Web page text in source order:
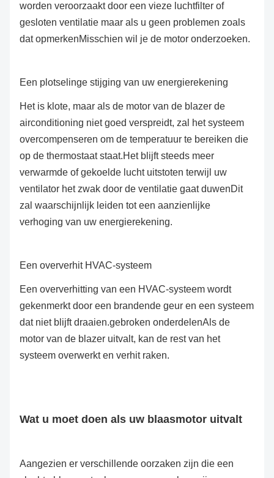
worden veroorzaakt door een vieze luchtfilter of
gesloten ventilatie maar als u geen problemen zoals
dat opmerkenMisschien wil je de motor onderzoeken.
Een plotselinge stijging van uw energierekening
Het is klote, maar als de motor van de blazer de
airconditioning niet goed verspreidt, zal het systeem
overcompenseren om de temperatuur te bereiken die
op de thermostaat staat.Het blijft steeds meer
verwarmde of gekoelde lucht uitstoten terwijl uw
ventilator het zwak door de ventilatie gaat duwenDit
zal waarschijnlijk leiden tot een aanzienlijke
verhoging van uw energierekening.
Een oververhit HVAC-systeem
Een oververhitting van een HVAC-systeem wordt
gekenmerkt door een brandende geur en een systeem
dat niet blijft draaien.gebroken onderdelenAls de
motor van de blazer uitvalt, kan de rest van het
systeem overwerkt en verhit raken.
Wat u moet doen als uw blaasmotor uitvalt
Aangezien er verschillende oorzaken zijn die een